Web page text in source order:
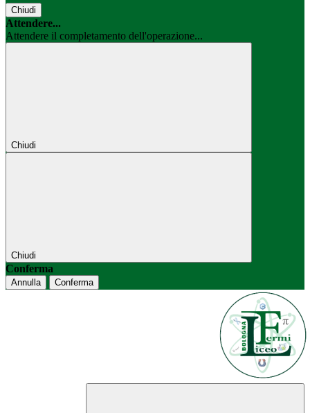
Chiudi
Attendere...
Attendere il completamento dell'operazione...
Chiudi
Chiudi
Conferma
Annulla Conferma